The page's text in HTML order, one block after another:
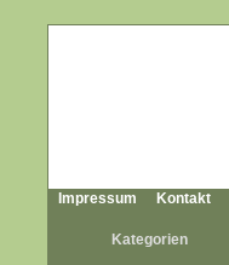
Impressum Kontakt
Kategorien